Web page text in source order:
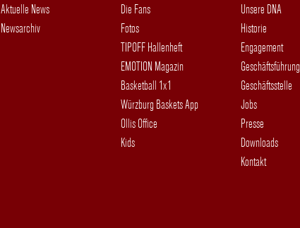
Aktuelle News
Newsarchiv
Die Fans
Fotos
TIPOFF Hallenheft
EMOTION Magazin
Basketball 1x1
Würzburg Baskets App
Ollis Office
Kids
Unsere DNA
Historie
Engagement
Geschäftsführung
Geschäftsstelle
Jobs
Presse
Downloads
Kontakt